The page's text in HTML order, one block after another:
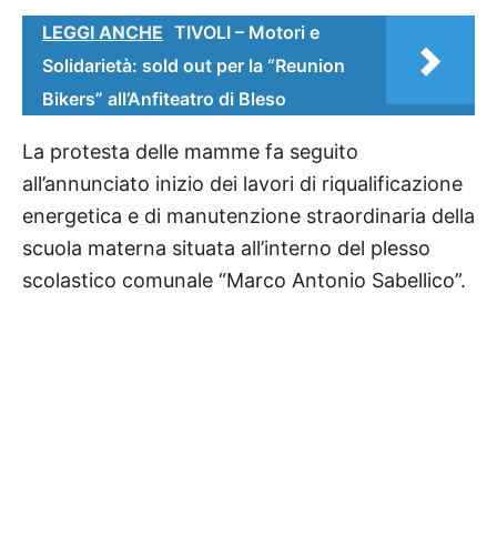
LEGGI ANCHE TIVOLI – Motori e
Solidarietà: sold out per la “Reunion
Bikers” all’Anfiteatro di Bleso
La protesta delle mamme fa seguito
all’annunciato inizio dei lavori di riqualificazione
energetica e di manutenzione straordinaria della
scuola materna situata all’interno del plesso
scolastico comunale “Marco Antonio Sabellico”.